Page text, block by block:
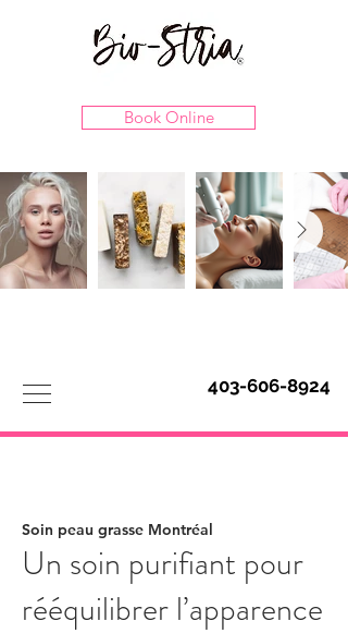
Book Online
403-606-8924
Soin peau grasse Montréal
Un soin purifiant pour
rééquilibrer l’apparence